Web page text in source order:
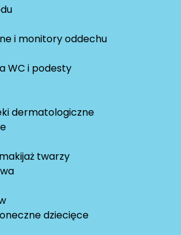
i monitory oddechu
WC i podesty
dermatologiczne
twarzy
dziecięce